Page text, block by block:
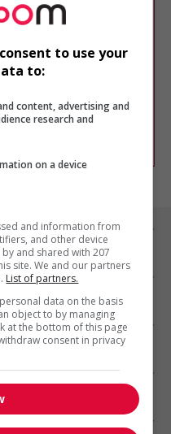
produit aucun
recherche.
utiliser nos
votre profil
vousinscrivant
to use your
to:
content, advertising and
research and
on a device
and information from
and other device
and shared with 207
site. We and our partners
List of partners.
data on the basis
object to by managing
at the bottom of this page
consent in privacy